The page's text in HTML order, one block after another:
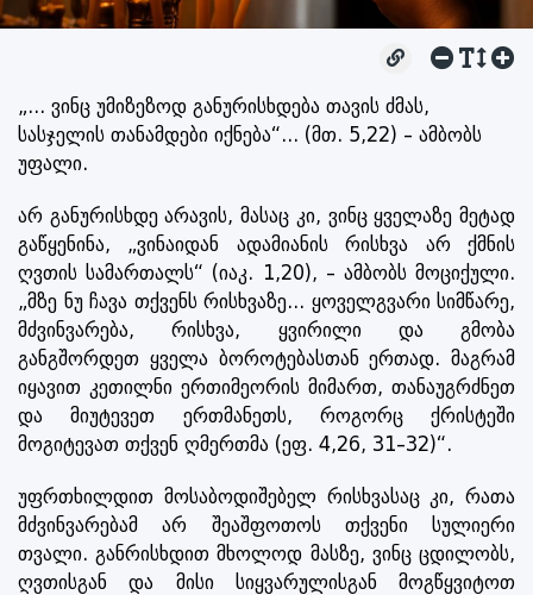
„... ვინც უმიზეზოდ განურისხდება თავის ძმას,
სასჯელის თანამდები იქნება“... (მთ. 5,22) – ამბობს
უფალი.
არ განურისხდე არავის, მასაც კი, ვინც ყველაზე მეტად
გაწყენინა, „ვინაიდან ადამიანის რისხვა არ ქმნის
ღვთის სამართალს“ (იაკ. 1,20), – ამბობს მოციქული.
„მზე ნუ ჩავა თქვენს რისხვაზე... ყოველგვარი სიმწარე,
მძვინვარება, რისხვა, ყვირილი და გმობა
განგშორდეთ ყველა ბოროტებასთან ერთად. მაგრამ
იყავით კეთილნი ერთიმეორის მიმართ, თანაუგრძნეთ
და მიუტევეთ ერთმანეთს, როგორც ქრისტეში
მოგიტევათ თქვენ ღმერთმა (ეფ. 4,26, 31–32)“.
უფრთხილდით მოსაბოდიშებელ რისხვასაც კი, რათა
მძვინვარებამ არ შეაშფოთოს თქვენი სულიერი
თვალი. განრისხდით მხოლოდ მასზე, ვინც ცდილობს,
ღვთისგან და მისი სიყვარულისგან მოგწყვიტოთ